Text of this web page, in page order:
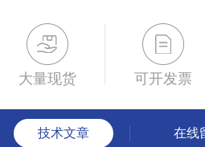
大量现货 可开发票
技术文章 在线